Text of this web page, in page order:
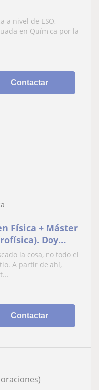
a nivel de ESO,
en Química por la
Contactar
Física + Máster
Doy
e inglés (C2)
la cosa, no todo el
A partir de ahí,
Contactar